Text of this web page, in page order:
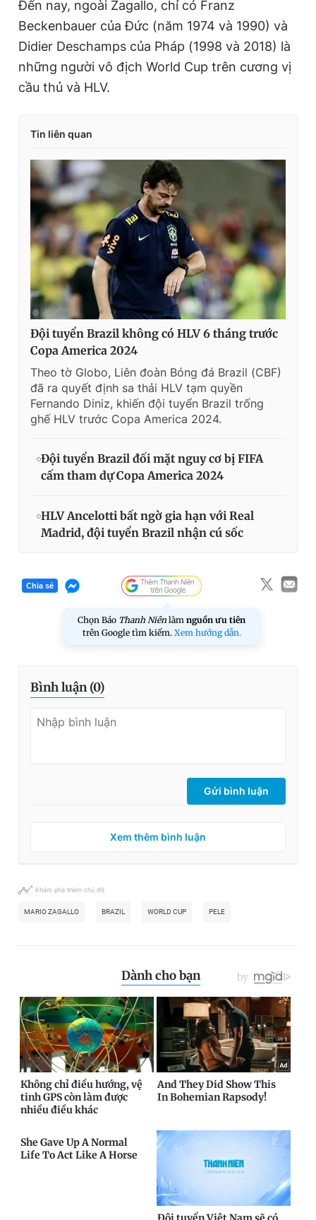
Đến nay, ngoài Zagallo, chỉ có Franz
Beckenbauer của Đức (năm 1974 và 1990) và
Didier Deschamps của Pháp (1998 và 2018) là
những người vô địch World Cup trên cương vị
cầu thủ và HLV.
Tin liên quan
Đội tuyển Brazil không có HLV 6 tháng trước
Copa America 2024
Theo tờ Globo, Liên đoàn Bóng đá Brazil (CBF)
đã ra quyết định sa thải HLV tạm quyền
Fernando Diniz, khiến đội tuyển Brazil trống
ghế HLV trước Copa America 2024.
Đội tuyển Brazil đối mặt nguy cơ bị FIFA
cấm tham dự Copa America 2024
HLV Ancelotti bất ngờ gia hạn với Real
Madrid, đội tuyển Brazil nhận cú sốc
Chia sẻ
Chọn Báo Thanh Niên làm nguồn ưu tiên
trên Google tìm kiếm. Xem hướng dẫn.
Bình luận (0)
Gửi bình luận
Xem thêm bình luận
Khám phá thêm chủ đề
MARIO ZAGALLO BRAZIL WORLD CUP PELE